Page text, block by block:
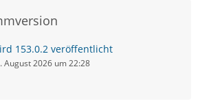
153.0.2 veröffentlicht
August 2026 um 22:28